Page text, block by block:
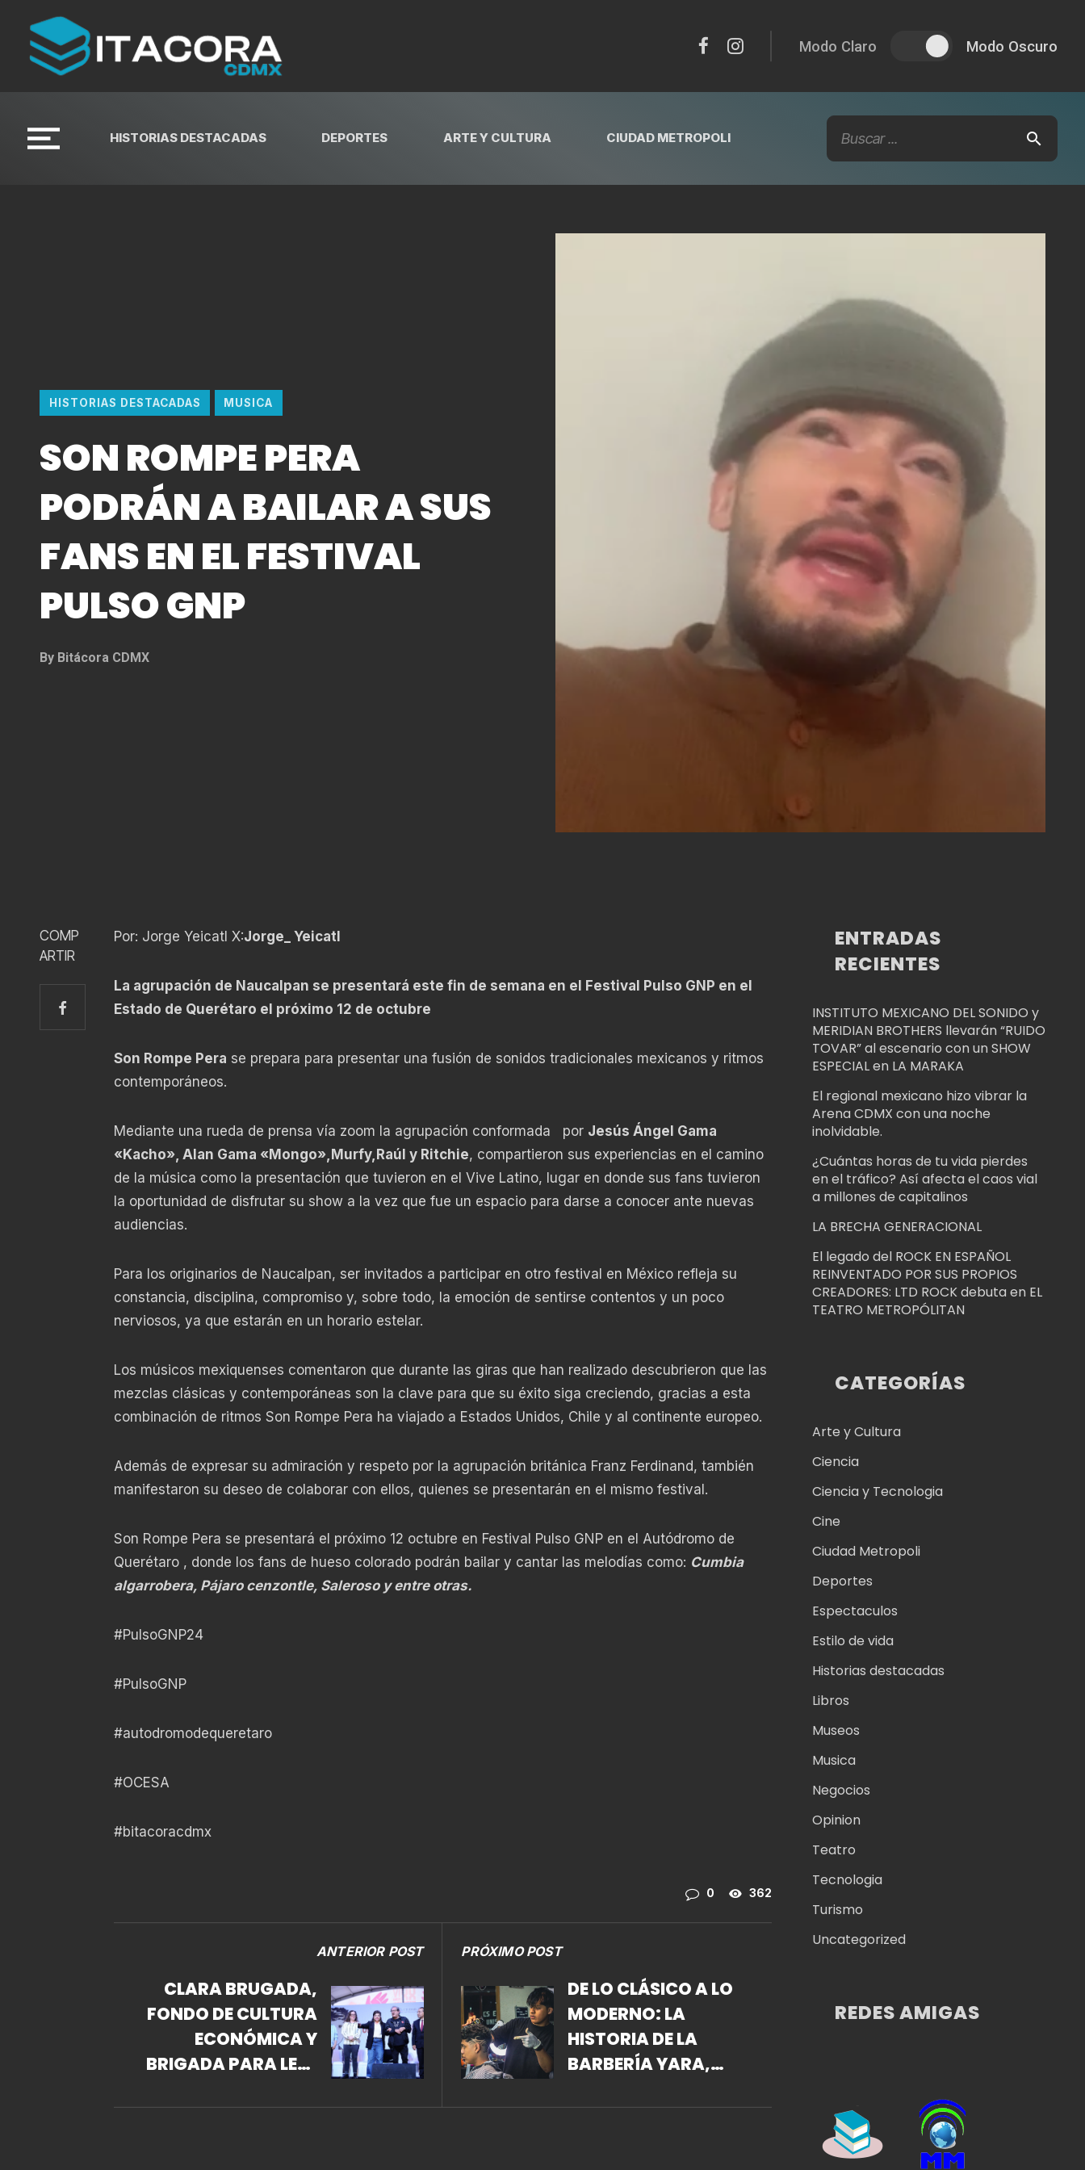
Modo Claro Modo Oscuro
HISTORIAS DESTACADAS DEPORTES ARTE Y CULTURA CIUDAD METROPOLI
HISTORIAS DESTACADAS MUSICA
SON ROMPE PERA
PODRÁN A BAILAR A SUS
FANS EN EL FESTIVAL
PULSO GNP
By Bitácora CDMX
COMP
ARTIR
Por: Jorge Yeicatl X:Jorge_ Yeicatl
La agrupación de Naucalpan se presentará este fin de semana en el Festival Pulso GNP en el
Estado de Querétaro el próximo 12 de octubre
Son Rompe Pera se prepara para presentar una fusión de sonidos tradicionales mexicanos y ritmos
contemporáneos.
Mediante una rueda de prensa vía zoom la agrupación conformada por Jesús Ángel Gama
«Kacho», Alan Gama «Mongo»,Murfy,Raúl y Ritchie, compartieron sus experiencias en el camino
de la música como la presentación que tuvieron en el Vive Latino, lugar en donde sus fans tuvieron
la oportunidad de disfrutar su show a la vez que fue un espacio para darse a conocer ante nuevas
audiencias.
Para los originarios de Naucalpan, ser invitados a participar en otro festival en México refleja su
constancia, disciplina, compromiso y, sobre todo, la emoción de sentirse contentos y un poco
nerviosos, ya que estarán en un horario estelar.
Los músicos mexiquenses comentaron que durante las giras que han realizado descubrieron que las
mezclas clásicas y contemporáneas son la clave para que su éxito siga creciendo, gracias a esta
combinación de ritmos Son Rompe Pera ha viajado a Estados Unidos, Chile y al continente europeo.
Además de expresar su admiración y respeto por la agrupación británica Franz Ferdinand, también
manifestaron su deseo de colaborar con ellos, quienes se presentarán en el mismo festival.
Son Rompe Pera se presentará el próximo 12 octubre en Festival Pulso GNP en el Autódromo de
Querétaro , donde los fans de hueso colorado podrán bailar y cantar las melodías como: Cumbia
algarrobera, Pájaro cenzontle, Saleroso y entre otras.
#PulsoGNP24
#PulsoGNP
#autodromodequeretaro
#OCESA
#bitacoracdmx
0 362
ANTERIOR POST
CLARA BRUGADA,
FONDO DE CULTURA
ECONÓMICA Y
BRIGADA PARA LEER
INAUGURAN LA XXIV
PRÓXIMO POST
DE LO CLÁSICO A LO
MODERNO: LA
HISTORIA DE LA
BARBERÍA YARA,
ESTILO.
ENTRADAS
RECIENTES
INSTITUTO MEXICANO DEL SONIDO y
MERIDIAN BROTHERS llevarán “RUIDO
TOVAR” al escenario con un SHOW
ESPECIAL en LA MARAKA
El regional mexicano hizo vibrar la
Arena CDMX con una noche
inolvidable.
¿Cuántas horas de tu vida pierdes
en el tráfico? Así afecta el caos vial
a millones de capitalinos
LA BRECHA GENERACIONAL
El legado del ROCK EN ESPAÑOL
REINVENTADO POR SUS PROPIOS
CREADORES: LTD ROCK debuta en EL
TEATRO METROPÓLITAN
CATEGORÍAS
Arte y Cultura
Ciencia
Ciencia y Tecnologia
Cine
Ciudad Metropoli
Deportes
Espectaculos
Estilo de vida
Historias destacadas
Libros
Museos
Musica
Negocios
Opinion
Teatro
Tecnologia
Turismo
Uncategorized
REDES AMIGAS